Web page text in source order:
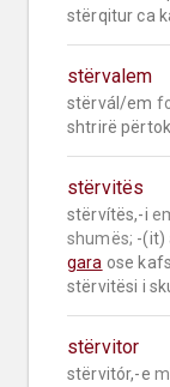
stërqitur ca
stërvalem
stërvál/em
shtrirë
stërvitës
stërvítës,-i
shumës;
gara ose
stërvitësi i
stërvitor
stërvitór,-e